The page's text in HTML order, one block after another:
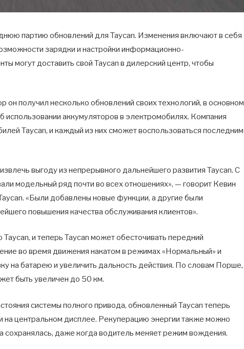
партию обновлений для Taycan. Изменения включают в себя
зарядки и настройки информационно-
могут доставить свой Taycan в дилерский центр, чтобы
он получил несколько обновлений своих технологий, в основном
использовании аккумуляторов в электромобилях. Компания
Taycan, и каждый из них сможет воспользоваться последним
выгоду из непрерывного дальнейшего развития Taycan. С
модельный ряд почти во всех отношениях», — говорит Кевин
«Были добавлены новые функции, а другие были
повышения качества обслуживания клиентов».
и теперь Taycan может обесточивать передний
во время движения накатом в режимах «Нормальный» и
на батарею и увеличить дальность действия. По словам Порше,
быть увеличен до 50 км.
системы полного привода, обновленный Taycan теперь
на центральном дисплее. Рекуперацию энергии также можно
сохранялась, даже когда водитель меняет режим вождения.